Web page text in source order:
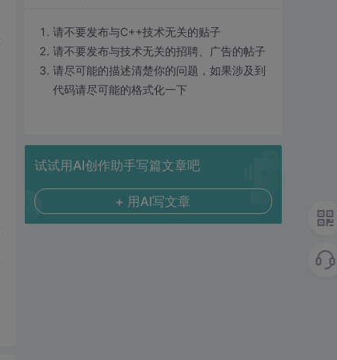
请不要发布与C++技术无关的贴子
请不要发布与技术无关的招聘、广告的帖子
请尽可能的描述清楚你的问题，如果涉及到
代码请尽可能的格式化一下
试试用AI创作助手写篇文章吧
+ 用AI写文章